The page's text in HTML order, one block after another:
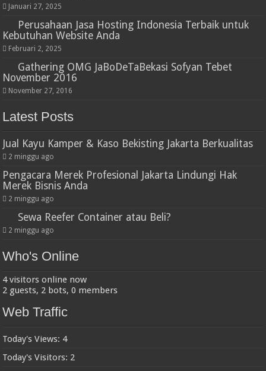
Januari 27, 2025
Perusahaan Jasa Hosting Indonesia Terbaik untuk
Kebutuhan Website Anda
Februari 2, 2025
Gathering OMG JaBoDeTaBekasi Sofyan Tebet
November 2016
November 27, 2016
Latest Posts
Jual Kayu Kamper & Kaso Bekisting Jakarta Berkualitas
2 minggu ago
Pengacara Merek Profesional Jakarta Lindungi Hak
Merek Bisnis Anda
2 minggu ago
Sewa Reefer Container atau Beli?
2 minggu ago
Who's Online
4 visitors online now
2 guests, 2 bots, 0 members
Web Traffic
Today's Views: 4
Today's Visitors: 2